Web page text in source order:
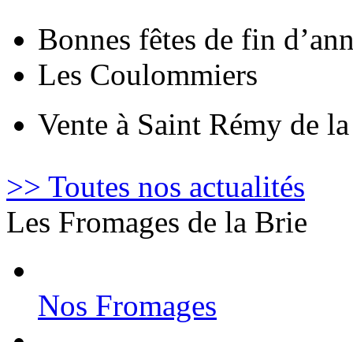
Bonnes fêtes de fin
Les Coulommiers
Vente à Saint Rémy de
>> Toutes nos actualités
Les Fromages de la Brie
Nos Fromages